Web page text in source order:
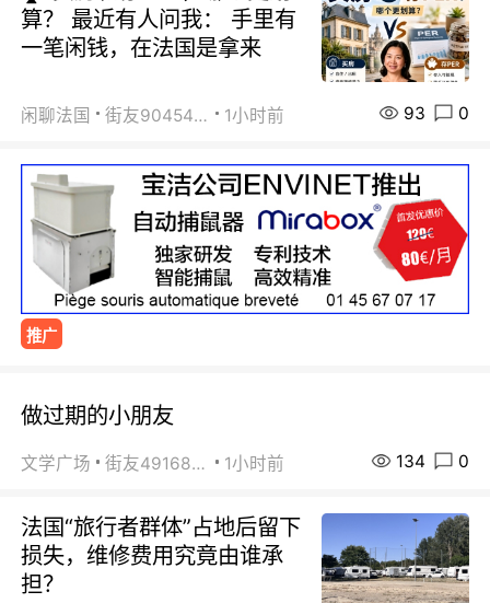
算？ 最近有人问我： 手里有
一笔闲钱，在法国是拿来
闲聊法国 街友90454511 1小时前 93 0
推广
做过期的小朋友
文学广场 街友49168527 1小时前 134 0
法国“旅行者群体”占地后留下
损失，维修费用究竟由谁承
担？